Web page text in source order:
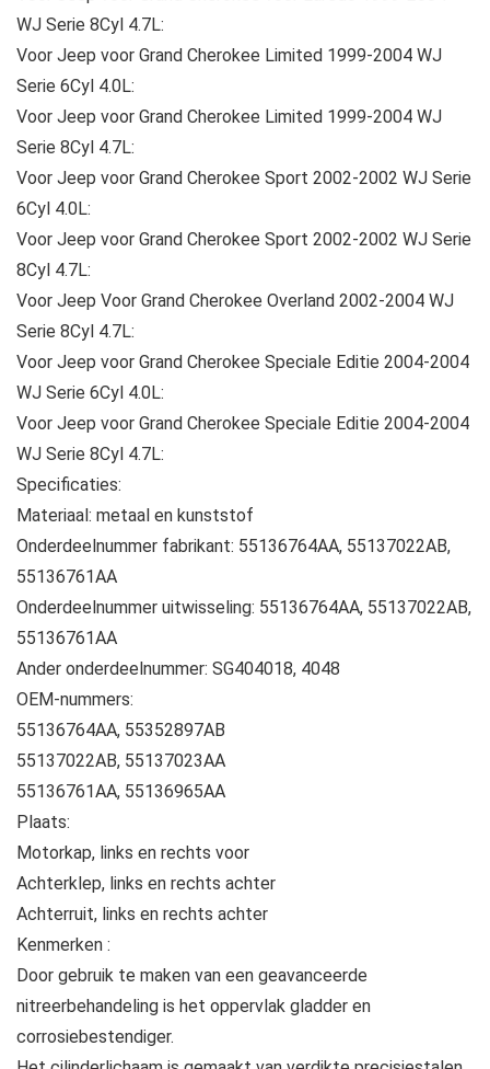
WJ Serie 8Cyl 4.7L:
Voor Jeep voor Grand Cherokee Limited 1999-2004 WJ
Serie 6Cyl 4.0L:
Voor Jeep voor Grand Cherokee Limited 1999-2004 WJ
Serie 8Cyl 4.7L:
Voor Jeep voor Grand Cherokee Sport 2002-2002 WJ Serie
6Cyl 4.0L:
Voor Jeep voor Grand Cherokee Sport 2002-2002 WJ Serie
8Cyl 4.7L:
Voor Jeep Voor Grand Cherokee Overland 2002-2004 WJ
Serie 8Cyl 4.7L:
Voor Jeep voor Grand Cherokee Speciale Editie 2004-2004
WJ Serie 6Cyl 4.0L:
Voor Jeep voor Grand Cherokee Speciale Editie 2004-2004
WJ Serie 8Cyl 4.7L:
Specificaties:
Materiaal: metaal en kunststof
Onderdeelnummer fabrikant: 55136764AA, 55137022AB,
55136761AA
Onderdeelnummer uitwisseling: 55136764AA, 55137022AB,
55136761AA
Ander onderdeelnummer: SG404018, 4048
OEM-nummers:
55136764AA, 55352897AB
55137022AB, 55137023AA
55136761AA, 55136965AA
Plaats:
Motorkap, links en rechts voor
Achterklep, links en rechts achter
Achterruit, links en rechts achter
Kenmerken :
Door gebruik te maken van een geavanceerde
nitreerbehandeling is het oppervlak gladder en
corrosiebestendiger.